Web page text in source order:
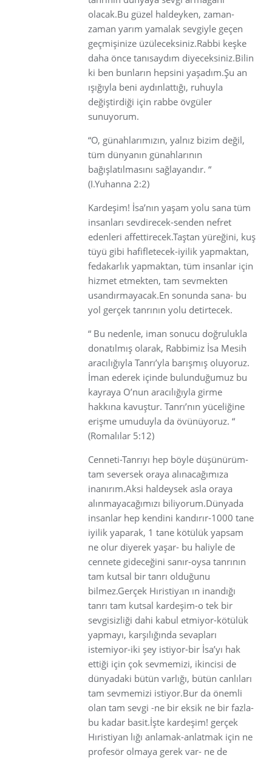
olacak.Bu güzel haldeyken, zaman-
zaman yarım yamalak sevgiyle geçen
geçmişinize üzüleceksiniz.Rabbi keşke
daha önce tanısaydım diyeceksiniz.Bilin
ki ben bunların hepsini yaşadım.Şu an
ışığıyla beni aydınlattığı, ruhuyla
değiştirdiği için rabbe övgüler
sunuyorum.
“O, günahlarımızın, yalnız bizim değil,
tüm dünyanın günahlarının
bağışlatılmasını sağlayandır. “
(I.Yuhanna 2:2)
Kardeşim! İsa’nın yaşam yolu sana tüm
insanları sevdirecek-senden nefret
edenleri affettirecek.Taştan yüreğini, kuş
tüyü gibi hafifletecek-iyilik yapmaktan,
fedakarlık yapmaktan, tüm insanlar için
hizmet etmekten, tam sevmekten
usandırmayacak.En sonunda sana- bu
yol gerçek tanrının yolu detirtecek.
“ Bu nedenle, iman sonucu doğrulukla
donatılmış olarak, Rabbimiz İsa Mesih
aracılığıyla Tanrı’yla barışmış oluyoruz.
İman ederek içinde bulunduğumuz bu
kayraya O’nun aracılığıyla girme
hakkına kavuştur. Tanrı’nın yüceliğine
erişme umuduyla da övünüyoruz. “
(Romalılar 5:12)
Cenneti-Tanrıyı hep böyle düşünürüm-
tam seversek oraya alınacağımıza
inanırım.Aksi haldeysek asla oraya
alınmayacağımızı biliyorum.Dünyada
insanlar hep kendini kandırır-1000 tane
iyilik yaparak, 1 tane kötülük yapsam
ne olur diyerek yaşar- bu haliyle de
cennete gideceğini sanır-oysa tanrının
tam kutsal bir tanrı olduğunu
bilmez.Gerçek Hıristiyan ın inandığı
tanrı tam kutsal kardeşim-o tek bir
sevgisizliği dahi kabul etmiyor-kötülük
yapmayı, karşılığında sevapları
istemiyor-iki şey istiyor-bir İsa’yı hak
ettiği için çok sevmemizi, ikincisi de
dünyadaki bütün varlığı, bütün canlıları
tam sevmemizi istiyor.Bur da önemli
olan tam sevgi -ne bir eksik ne bir fazla-
bu kadar basit.İşte kardeşim! gerçek
Hıristiyan lığı anlamak-anlatmak için ne
profesör olmaya gerek var- ne de